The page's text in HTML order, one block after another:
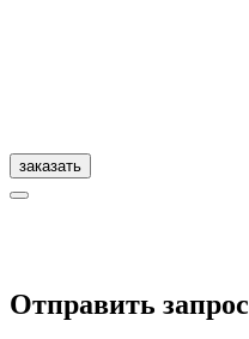
заказать
Отправить запрос